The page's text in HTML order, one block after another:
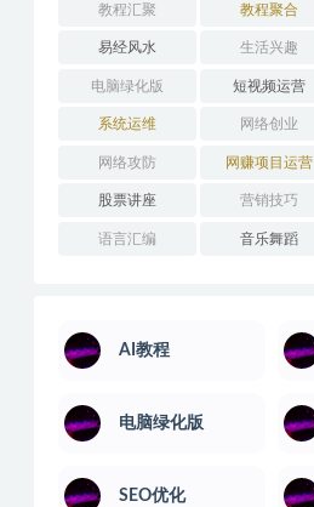
教程汇聚 教程聚合
易经风水 生活兴趣
电脑绿化版 短视频运营
系统运维 网络创业
网络攻防 网赚项目运营
股票讲座 营销技巧
语言汇编 音乐舞蹈
AI教程
电脑绿化版
SEO优化